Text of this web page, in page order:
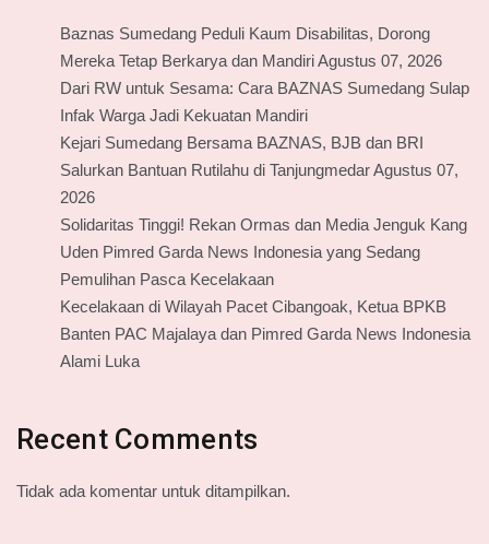
Baznas Sumedang Peduli Kaum Disabilitas, Dorong
Mereka Tetap Berkarya dan Mandiri Agustus 07, 2026
Dari RW untuk Sesama: Cara BAZNAS Sumedang Sulap
Infak Warga Jadi Kekuatan Mandiri
Kejari Sumedang Bersama BAZNAS, BJB dan BRI
Salurkan Bantuan Rutilahu di Tanjungmedar Agustus 07,
2026
Solidaritas Tinggi! Rekan Ormas dan Media Jenguk Kang
Uden Pimred Garda News Indonesia yang Sedang
Pemulihan Pasca Kecelakaan
Kecelakaan di Wilayah Pacet Cibangoak, Ketua BPKB
Banten PAC Majalaya dan Pimred Garda News Indonesia
Alami Luka
Recent Comments
Tidak ada komentar untuk ditampilkan.